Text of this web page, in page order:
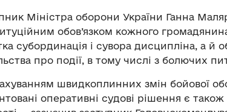
Міністра оборони України Ганна
обов’язком кожного
субординація і сувора дисципліна, а й
про події, в тому числі з болючих
швидкоплинних змін бойової
оперативні судові рішення є